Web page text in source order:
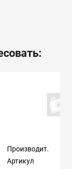
Производит.
Артикул